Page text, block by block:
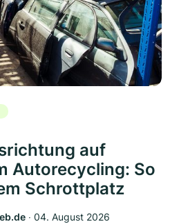
auf
Autorecycling: So
Schrottplatz
‧ 04. August 2026